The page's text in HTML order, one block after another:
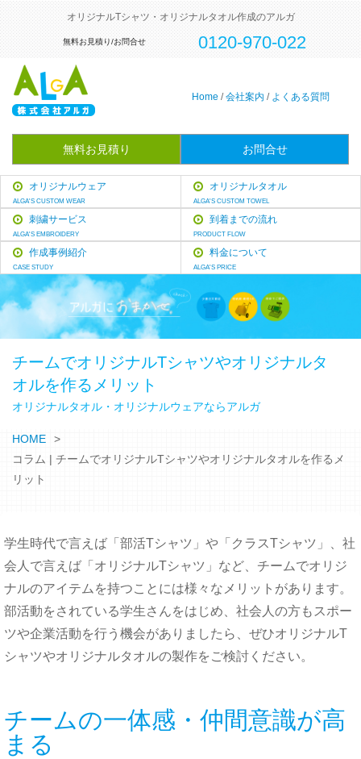
オリジナルTシャツ・オリジナルタオル作成のアルガ
無料お見積り/お問合せ 0120-970-022
Home /会社案内 / よくある質問
無料お見積り お問合せ
オリジナルウェア
ALGA'S CUSTOM WEAR
オリジナルタオル
ALGA'S CUSTOM TOWEL
刺繍サービス
ALGA'S EMBROIDERY
到着までの流れ
PRODUCT FLOW
作成事例紹介
CASE STUDY
料金について
ALGA'S PRICE
チームでオリジナルTシャツやオリジナルタ
オルを作る メリット
オリジナルタオル・オリジナルウェアならアルガ
HOME
コラム | チームでオリジナルTシャツやオリジナルタオルを作るメ
リット
学生時代で言えば「 部活Tシャツ 」や「 クラスTシャツ 」、社
会人で言えば「 オリジナルTシャツ 」など、 チームでオリジ
ナルのアイテムを持つことには様々なメリットがあります。
部活動をされている学生さんをはじめ、社会人の方もスポー
ツや企業活動を行う機会がありましたら、 ぜひオリジナルT
シャツやオリジナルタオルの製作をご検討ください。
チームの一体感・仲間意識が高
まる